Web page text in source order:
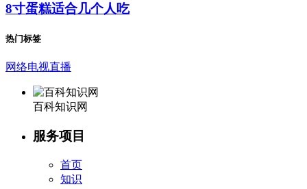
8寸蛋糕适合几个人吃
热门标签
网络电视直播
百科知识网
服务项目
首页
知识